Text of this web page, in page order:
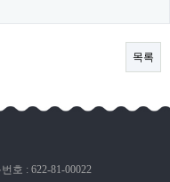
목록
호 : 622-81-00022